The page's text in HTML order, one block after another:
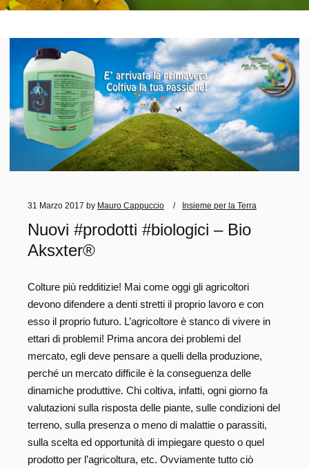
31 Marzo 2017 by Mauro Cappuccio Insieme per la Terra
Nuovi #prodotti #biologici – Bio
Aksxter®
Colture più redditizie! Mai come oggi gli agricoltori
devono difendere a denti stretti il proprio lavoro e con
esso il proprio futuro. L’agricoltore è stanco di vivere in
ettari di problemi! Prima ancora dei problemi del
mercato, egli deve pensare a quelli della produzione,
perché un mercato difficile è la conseguenza delle
dinamiche produttive. Chi coltiva, infatti, ogni giorno fa
valutazioni sulla risposta delle piante, sulle condizioni del
terreno, sulla presenza o meno di malattie o parassiti,
sulla scelta ed opportunità di impiegare questo o quel
prodotto per l’agricoltura, etc. Ovviamente tutto ciò